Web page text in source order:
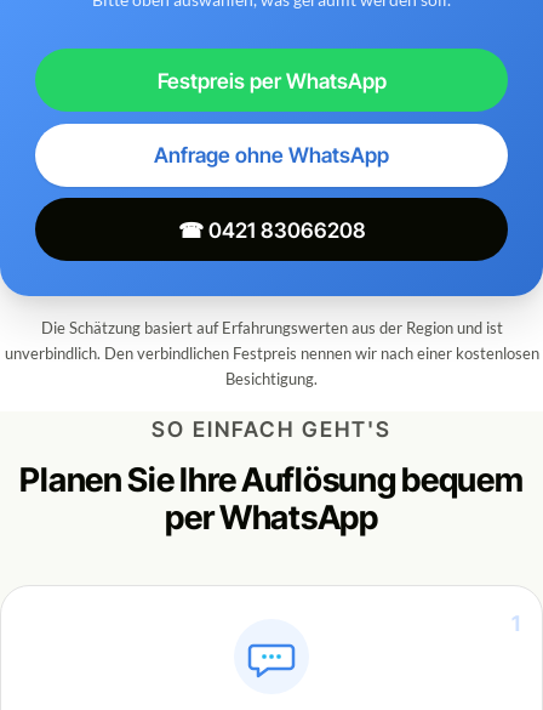
Festpreis per WhatsApp
Anfrage ohne WhatsApp
☎ 0421 83066208
Die Schätzung basiert auf Erfahrungswerten aus der Region und ist
unverbindlich. Den verbindlichen Festpreis nennen wir nach einer kostenlosen
Besichtigung.
SO EINFACH GEHT'S
Planen Sie Ihre Auflösung bequem
per WhatsApp
1